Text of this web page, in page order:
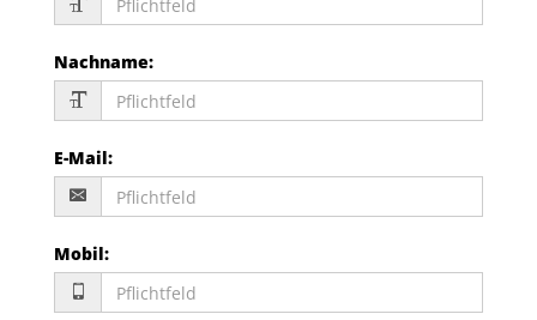
Nachname:
E-Mail:
Mobil: